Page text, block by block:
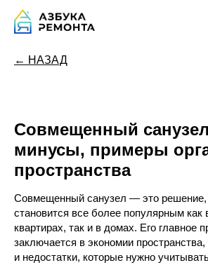
← НАЗАД
Совмещенный
минусы, примеры
пространства
Совмещенный санузел — это решение,
становится все более популярным как
квартирах, так и в домах. Его главное
заключается в экономии пространства,
и недостатки, которые нужно